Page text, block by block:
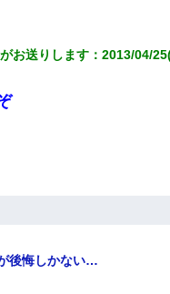
お送りします ：2013/04/
後悔しかない…